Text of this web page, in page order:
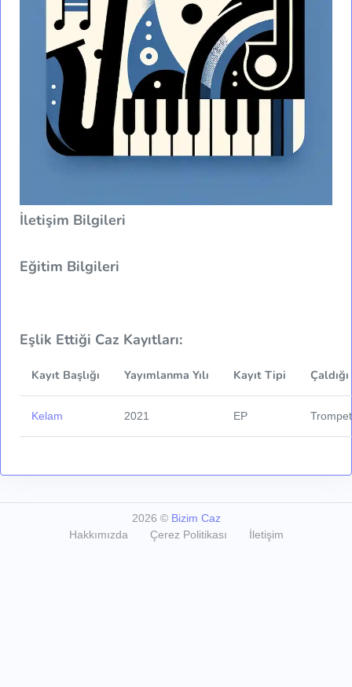
İletişim Bilgileri
Eğitim Bilgileri
Eşlik Ettiği Caz Kayıtları:
Kayıt Başlığı Yayımlanma Yılı Kayıt Tipi
Kelam 2021 EP Trompet
2026 © Bizim Caz
Hakkımızda
Çerez Politikası İletişim